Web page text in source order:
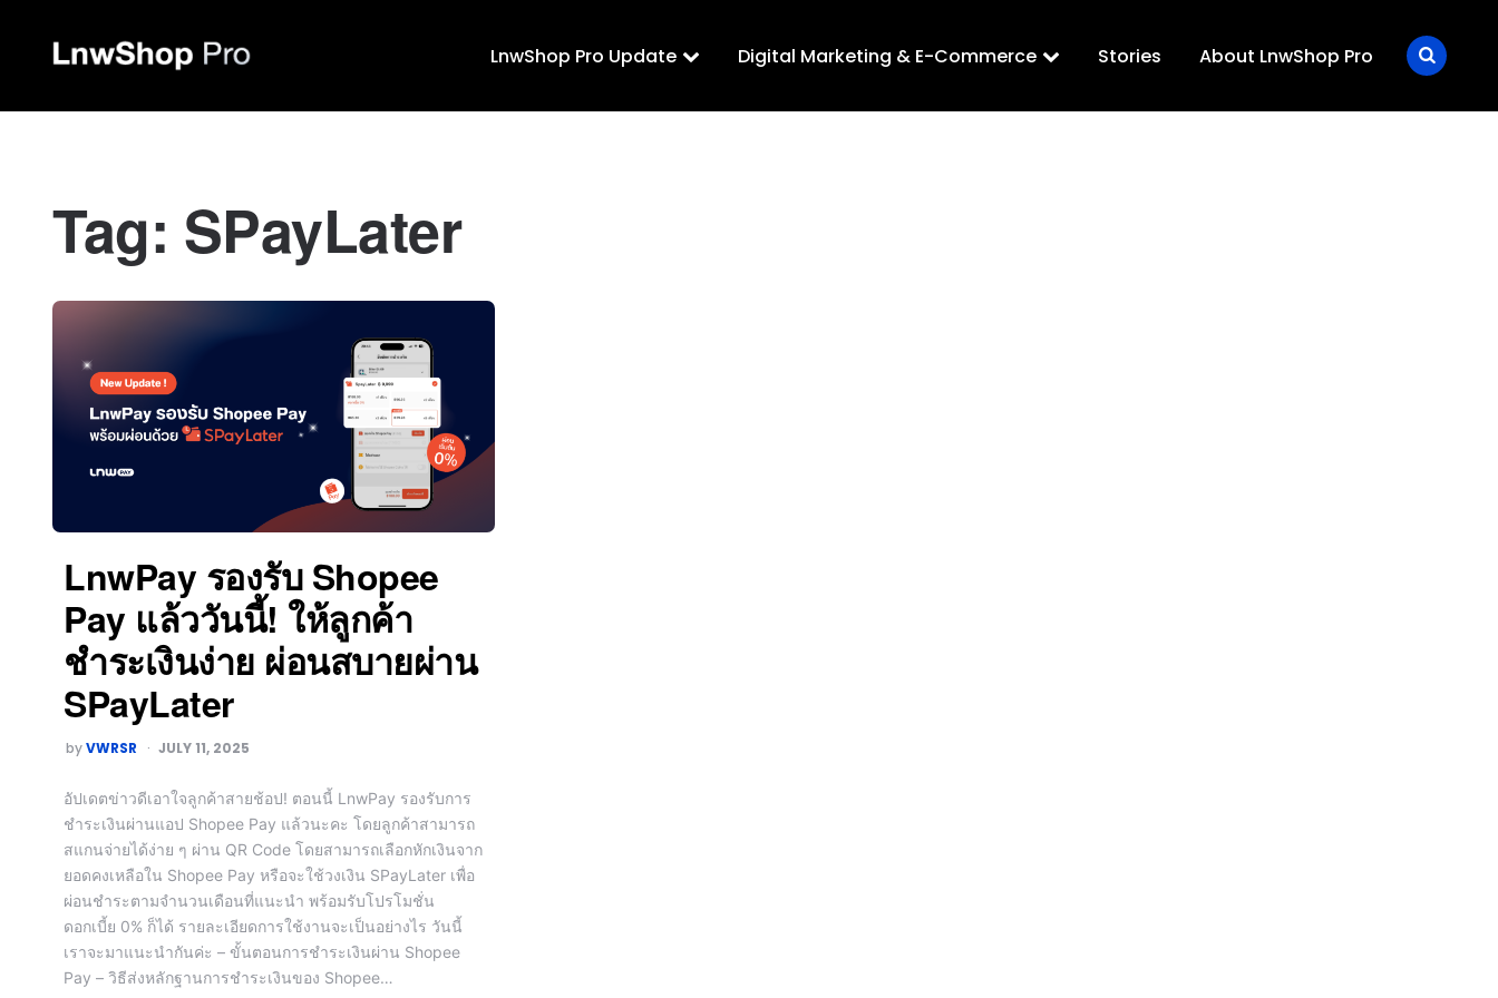
LnwShop Pro Update Digital Marketing & E-Commerce Stories About LnwShop Pro
Tag: SPayLater
LnwPay รองรับ Shopee
Pay แล้ววันนี้! ให้ลูกค้า
ชำระเงินง่าย ผ่อนสบายผ่าน
SPayLater
byVWRSR JULY 11, 2025
อัปเดตข่าวดีเอาใจลูกค้าสายช้อป! ตอนนี้ LnwPay รองรับการ
ชำระเงินผ่านแอป Shopee Pay แล้วนะคะ โดยลูกค้าสามารถ
สแกนจ่ายได้ง่าย ๆ ผ่าน QR Code โดยสามารถเลือกหักเงินจาก
ยอดคงเหลือใน Shopee Pay หรือจะใช้วงเงิน SPayLater เพื่อ
ผ่อนชำระตามจำนวนเดือนที่แนะนำ พร้อมรับโปรโมชั่น
ดอกเบี้ย 0% ก็ได้ รายละเอียดการใช้งานจะเป็นอย่างไร วันนี้
เราจะมาแนะนำกันค่ะ – ขั้นตอนการชำระเงินผ่าน Shopee
Pay – วิธีส่งหลักฐานการชำระเงินของ Shopee…